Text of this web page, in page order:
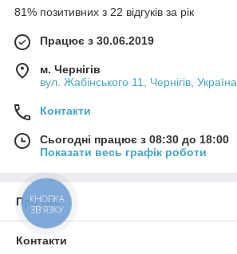
81% позитивних з 22 відгуків за рік
Працює з 30.06.2019
м. Чернігів
вул. Жабінського 11, Чернігів, Україна
Контакти
Сьогодні працює з 08:30 до 18:00
Показати весь графік роботи
Про нас
Контакти
КНОПКА
ЗВ'ЯЗКУ